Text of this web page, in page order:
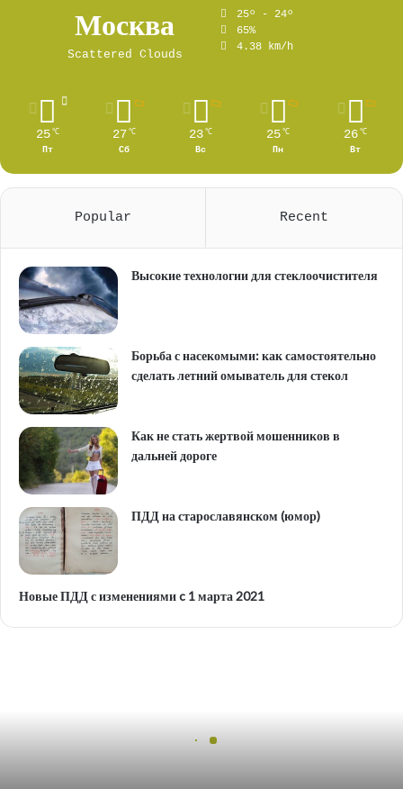
Москва
Scattered Clouds
25º - 24º
65%
4.38 km/h
25 ℃
Пт
27 ℃
Сб
23 ℃
Вс
25 ℃
Пн
26 ℃
Вт
Popular Recent
Высокие технологии для стеклоочистителя
Борьба с насекомыми: как самостоятельно
сделать летний омыватель для стекол
Как не стать жертвой мошенников в
дальней дороге
ПДД на старославянском (юмор)
Новые ПДД с изменениями c 1 марта 2021